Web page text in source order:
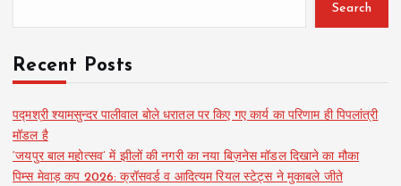
Search
Recent Posts
पद्मश्री श्यामसुन्दर पालीवाल बोले धरातल पर किए गए कार्य का परिणाम ही पिपलांत्री
मॉडल है
‘जयपुर बाल महोत्सव’ में झीलों की नगरी का नया बिज़नेस मॉडल दिखाने का मौका
पिम्स मेवाड़ कप 2026: क्रॉसवर्ड व आदित्यम रियल स्टेट्स ने मुकाबले जीते